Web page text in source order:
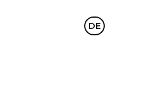
CZ
DE